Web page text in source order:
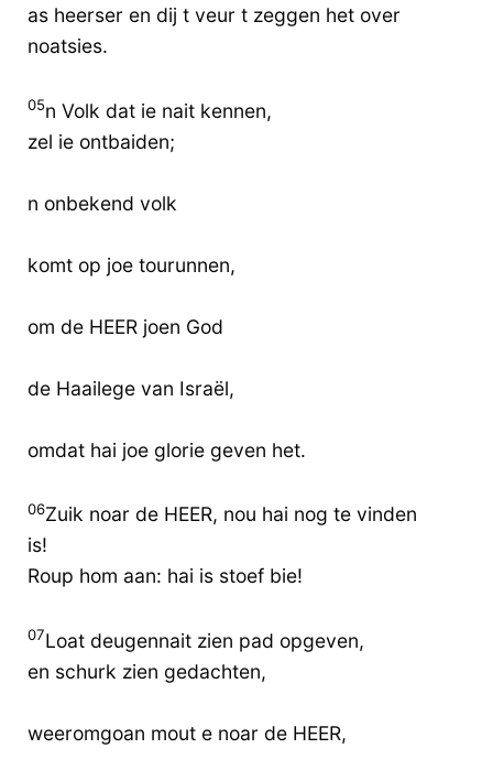
as heerser en dij t veur t zeggen het over
noatsies.
05n Volk dat ie nait kennen,
zel ie ontbaiden;
n onbekend volk
komt op joe tourunnen,
om de HEER joen God
de Haailege van Israël,
omdat hai joe glorie geven het.
06Zuik noar de HEER, nou hai nog te vinden
is!
Roup hom aan: hai is stoef bie!
07Loat deugennait zien pad opgeven,
en schurk zien gedachten,
weeromgoan mout e noar de HEER,